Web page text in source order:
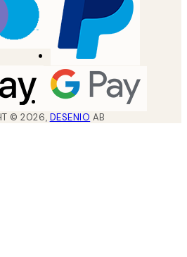
©2026, DESENIO AB